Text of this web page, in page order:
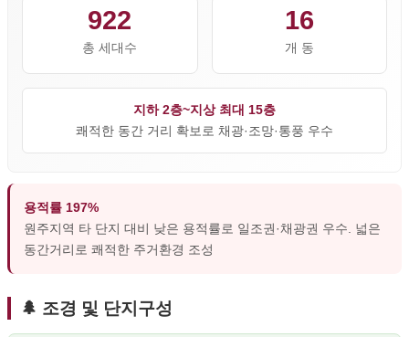
922
총 세대수
16
개 동
지하 2층~지상 최대 15층
쾌적한 동간 거리 확보로 채광·조망·통풍 우수
용적률 197%
원주지역 타 단지 대비 낮은 용적률로 일조권·채광권 우수. 넓은
동간거리로 쾌적한 주거환경 조성
🌲 조경 및 단지구성